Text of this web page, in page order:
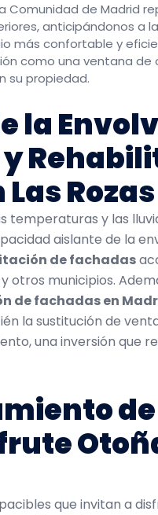
Comunidad de Madrid
, anticipándonos a
más confortable y
como una ventana
su propiedad.
la
Rozas
temperaturas y las
aislante de la
de fachadas
y otros municipios.
de fachadas en
la sustitución de
una inversión que
que invitan a